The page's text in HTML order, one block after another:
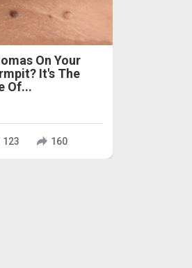
On Your
It's The
Of...
123 160